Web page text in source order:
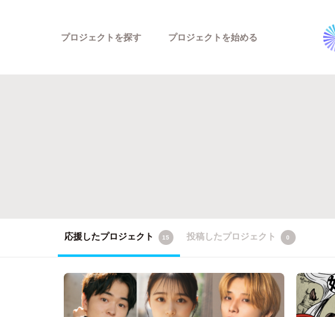
プロジェクトを探す プロジェクトを始める
応援したプロジェクト 15 投稿したプロジェクト 0